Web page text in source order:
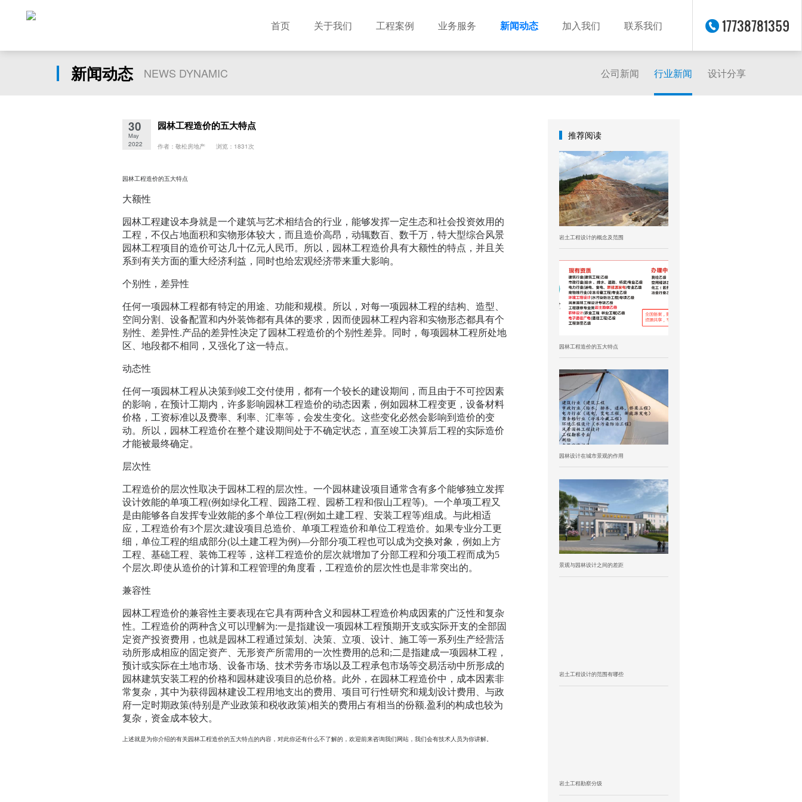
首页 关于我们 工程案例 业务服务 新闻动态 加入我们 联系我们 17738781359
新闻动态 NEWS DYNAMIC 公司新闻 行业新闻 设计分享
30
May
2022
园林工程造价的五大特点
作者：敬松房地产 浏览：1831次
园林工程造价的五大特点
大额性
园林工程建设本身就是一个建筑与艺术相结合的行业，能够发挥一定生态和社会投资效用的
工程，不仅占地面积和实物形体较大，而且造价高昂，动辄数百、数千万，特大型综合风景
园林工程项目的造价可达几十亿元人民币。所以，园林工程造价具有大额性的特点，并且关
系到有关方面的重大经济利益，同时也给宏观经济带来重大影响。
个别性，差异性
任何一项园林工程都有特定的用途、功能和规模。所以，对每一项园林工程的结构、造型、
空间分割、设备配置和内外装饰都有具体的要求，因而使园林工程内容和实物形态都具有个
别性、差异性.产品的差异性决定了园林工程造价的个别性差异。同时，每项园林工程所处地
区、地段都不相同，又强化了这一特点。
动态性
任何一项园林工程从决策到竣工交付使用，都有一个较长的建设期间，而且由于不可控因素
的影响，在预计工期内，许多影响园林工程造价的动态因素，例如园林工程变更，设备材料
价格，工资标准以及费率、利率、汇率等，会发生变化。这些变化必然会影响到造价的变
动。所以，园林工程造价在整个建设期间处于不确定状态，直至竣工决算后工程的实际造价
才能被最终确定。
层次性
工程造价的层次性取决于园林工程的层次性。一个园林建设项目通常含有多个能够独立发挥
设计效能的单项工程(例如绿化工程、园路工程、园桥工程和假山工程等)。一个单项工程又
是由能够各自发挥专业效能的多个单位工程(例如土建工程、安装工程等)组成。与此相适
应，工程造价有3个层次;建设项目总造价、单项工程造价和单位工程造价。如果专业分工更
细，单位工程的组成部分(以土建工程为例)—分部分项工程也可以成为交换对象，例如上方
工程、基础工程、装饰工程等，这样工程造价的层次就增加了分部工程和分项工程而成为5
个层次.即使从造价的计算和工程管理的角度看，工程造价的层次性也是非常突出的。
兼容性
园林工程造价的兼容性主要表现在它具有两种含义和园林工程造价构成因素的广泛性和复杂
性。工程造价的两种含义可以理解为:一是指建设一项园林工程预期开支或实际开支的全部固
定资产投资费用，也就是园林工程通过策划、决策、立项、设计、施工等一系列生产经营活
动所形成相应的固定资产、无形资产所需用的一次性费用的总和;二是指建成一项园林工程，
预计或实际在土地市场、设备市场、技术劳务市场以及工程承包市场等交易活动中所形成的
园林建筑安装工程的价格和园林建设项目的总价格。此外，在园林工程造价中，成本因素非
常复杂，其中为获得园林建设工程用地支出的费用、项目可行性研究和规划设计费用、与政
府一定时期政策(特别是产业政策和税收政策)相关的费用占有相当的份额.盈利的构成也较为
复杂，资金成本较大。
上述就是为你介绍的有关园林工程造价的五大特点的内容，对此你还有什么不了解的，欢迎前来咨询我们网站，我们会有技术人员为你讲解。
推荐阅读
岩土工程设计的概念及范围
园林工程造价的五大特点
园林设计在城市景观的作用
景观与园林设计之间的差距
岩土工程设计的范围有哪些
岩土工程勘察分级